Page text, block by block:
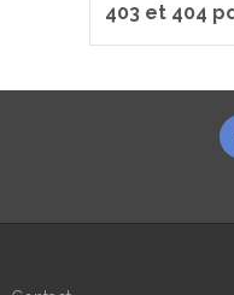
403 et 404